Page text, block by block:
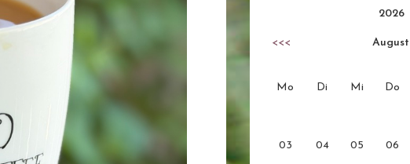
2026
<<< August
Mo Di Mi Do
03 04 05 06